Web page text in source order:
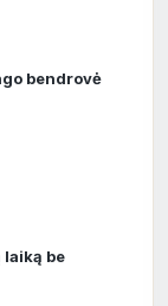
bendrovė
be